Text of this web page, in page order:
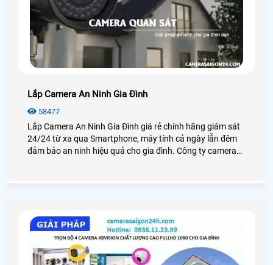
Lắp Camera An Ninh Gia Đình
58477
Lắp Camera An Ninh Gia Đình giá rẻ chính hãng giám sát
24/24 từ xa qua Smartphone, máy tính cả ngày lẫn đêm
đảm bảo an ninh hiệu quả cho gia đình. Công ty camera